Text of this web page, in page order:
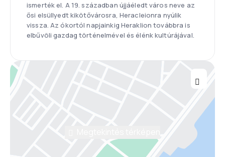
ismerték el. A 19. században újjáéledt város neve az
ősi elsüllyedt kikötővárosra, Heracleionra nyúlik
vissza. Az ókortól napjainkig Heraklion továbbra is
elbűvöli gazdag történelmével és élénk kultúrájával.